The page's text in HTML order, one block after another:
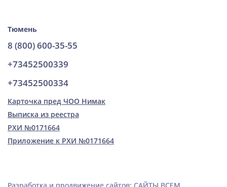
Тюмень
8 (800) 600-35-55
+73452500339
+73452500334
Карточка пред ЧОО Нимак
Выписка из реестра
РХИ №0171664
Приложение к РХИ №0171664